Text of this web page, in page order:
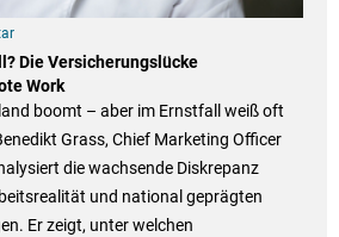
Die Versicherungslücke
Work
boomt – aber im Ernstfall weiß oft
Grass, Chief Marketing Officer
die wachsende Diskrepanz
und national geprägten
Er zeigt, unter welchen